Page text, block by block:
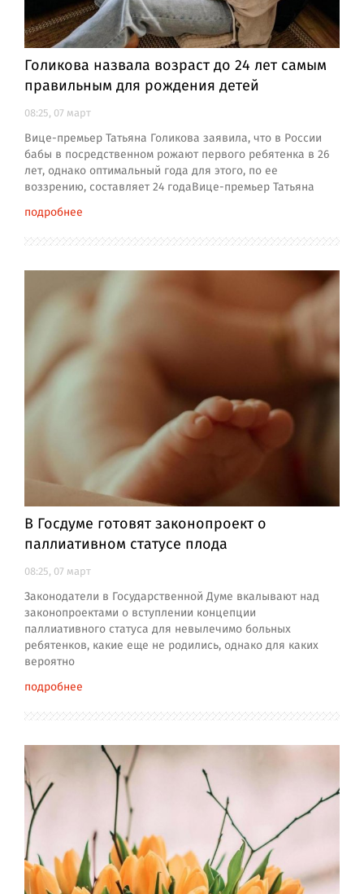
Голикова назвала возраст до 24 лет самым
правильным для рождения детей
08:25, 07 март
Вице-премьер Татьяна Голикова заявила, что в России
бабы в посредственном рожают первого ребятенка в 26
лет, однако оптимальный года для этого, по ее
воззрению, составляет 24 годаВице-премьер Татьяна
подробнее
В Госдуме готовят законопроект о
паллиативном статусе плода
08:25, 07 март
Законодатели в Государственной Думе вкалывают над
законопроектами о вступлении концепции
паллиативного статуса для невылечимо больных
ребятенков, какие еще не родились, однако для каких
вероятно
подробнее